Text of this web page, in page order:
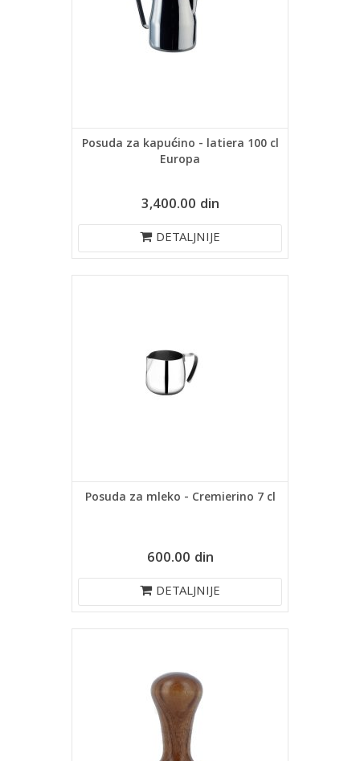
Posuda za kapućino - latiera 100 cl
Europa
3,400.00 din
DETALJNIJE
Posuda za mleko - Cremierino 7 cl
600.00 din
DETALJNIJE